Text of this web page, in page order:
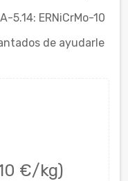
5.14: ERNiCrMo-10
de ayudarle
€/kg)